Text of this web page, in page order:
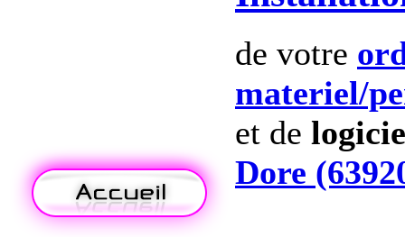
de votre
materiel/
et de
Dore